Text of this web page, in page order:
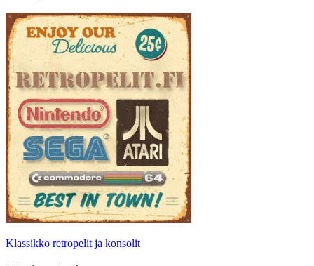
Klassikko retropelit ja konsolit